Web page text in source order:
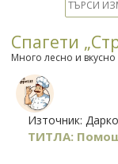
Спагети
Много лесно и
Източник: Дарко
ТИТЛА: